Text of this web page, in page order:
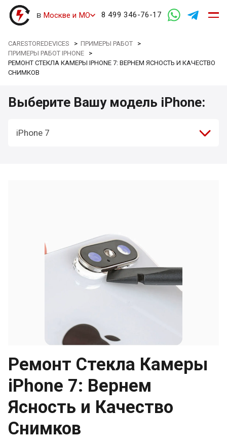
в Москве и МО 8 499 346-76-17
CARESTOREDEVICES >ПРИМЕРЫ РАБОТ >
ПРИМЕРЫ РАБОТ IPHONE >
РЕМОНТ СТЕКЛА КАМЕРЫ IPHONE 7: ВЕРНЕМ ЯСНОСТЬ И КАЧЕСТВО
СНИМКОВ
Выберите Вашу модель iPhone:
iPhone 7
Ремонт Стекла Камеры
iPhone 7: Вернем
Ясность и Качество
Снимков